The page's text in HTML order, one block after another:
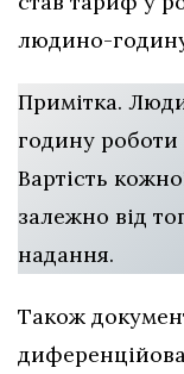
людино-
Примітка.
годину роботи
Вартість
залежно від
надання.
Також